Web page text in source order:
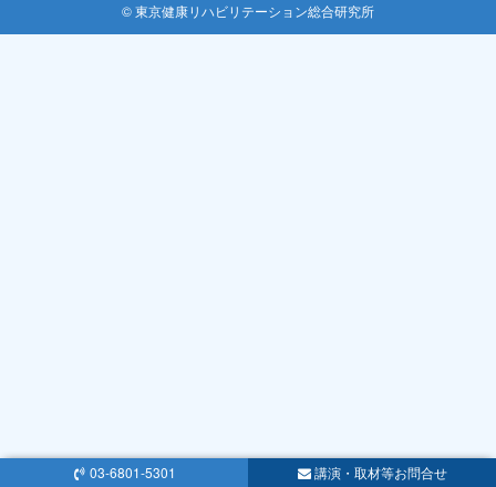
03-6801-5301 講演・取材等お問合せ
© 東京健康リハビリテーション総合研究所